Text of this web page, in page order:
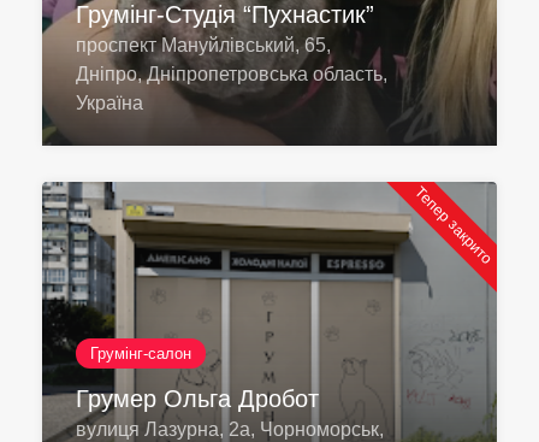
Грумінг-Студія “Пухнастик”
проспект Мануйлівський, 65,
Дніпро, Дніпропетровська область,
Україна
Тепер закрито
Грумінг-салон
Грумер Ольга Дробот
вулиця Лазурна, 2а, Чорноморськ,